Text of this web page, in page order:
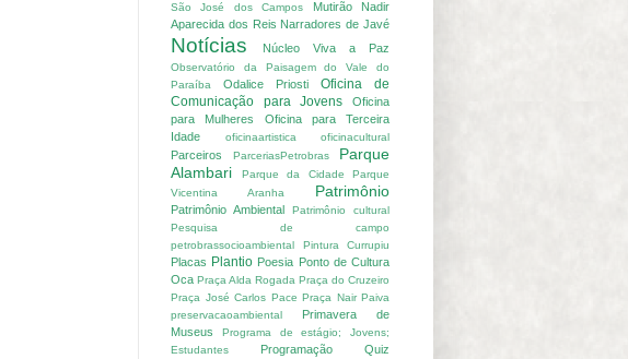
São José dos Campos
Mutirão
Nadir
Aparecida dos Reis Narradores de Javé
Notícias Núcleo Viva a Paz
Observatório da Paisagem do Vale do
Paraíba
Odalice Priosti
Oficina de
Comunicação para Jovens
Oficina
para Mulheres
Oficina para Terceira
Idade
oficinaartistica oficinacultural
Parceiros ParceriasPetrobras
Parque
Alambari
Parque da Cidade
Parque
Vicentina Aranha
Patrimônio
Patrimônio Ambiental
Patrimônio cultural
Pesquisa de campo
petrobrassocioambiental
Pintura Currupiu
Placas Plantio Poesia Ponto de Cultura
Oca Praça Alda Rogada Praça do Cruzeiro
Praça José Carlos Pace Praça Nair Paiva
preservacaoambiental
Primavera de
Museus
Programa de estágio; Jovens;
Estudantes
Programação
Quiz